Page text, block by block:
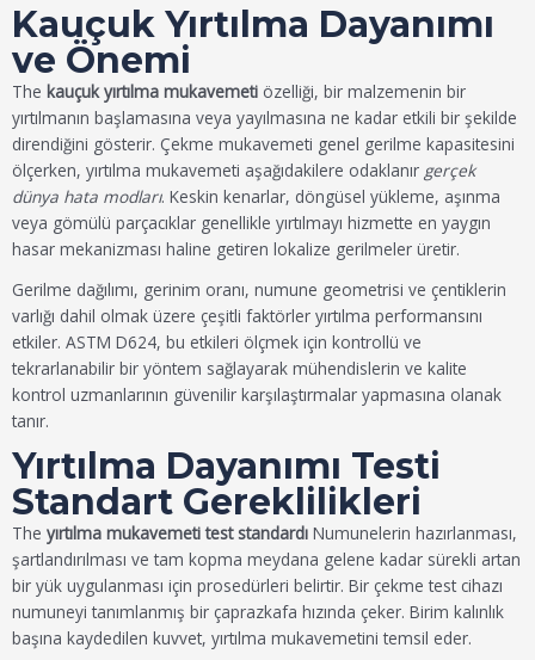
Kauçuk Yırtılma Dayanımı
ve Önemi
The kauçuk yırtılma mukavemeti özelliği, bir malzemenin bir
yırtılmanın başlamasına veya yayılmasına ne kadar etkili bir şekilde
direndiğini gösterir. Çekme mukavemeti genel gerilme kapasitesini
ölçerken, yırtılma mukavemeti aşağıdakilere odaklanır gerçek
dünya hata modları. Keskin kenarlar, döngüsel yükleme, aşınma
veya gömülü parçacıklar genellikle yırtılmayı hizmette en yaygın
hasar mekanizması haline getiren lokalize gerilmeler üretir.
Gerilme dağılımı, gerinim oranı, numune geometrisi ve çentiklerin
varlığı dahil olmak üzere çeşitli faktörler yırtılma performansını
etkiler. ASTM D624, bu etkileri ölçmek için kontrollü ve
tekrarlanabilir bir yöntem sağlayarak mühendislerin ve kalite
kontrol uzmanlarının güvenilir karşılaştırmalar yapmasına olanak
tanır.
Yırtılma Dayanımı Testi
Standart Gereklilikleri
The yırtılma mukavemeti test standardı Numunelerin hazırlanması,
şartlandırılması ve tam kopma meydana gelene kadar sürekli artan
bir yük uygulanması için prosedürleri belirtir. Bir çekme test cihazı
numuneyi tanımlanmış bir çaprazkafa hızında çeker. Birim kalınlık
başına kaydedilen kuvvet, yırtılma mukavemetini temsil eder.